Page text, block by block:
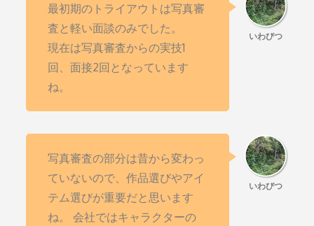
最初期のトライアウトは写真審
査と軽い面談のみでした。
現在は写真審査からの実技1
回、面接2回となっています
ね。
写真審査の部分は昔から変わっ
ていないので、作品選びやアイ
テム選びが重要だと思います
ね。 会社ではキャラクターの